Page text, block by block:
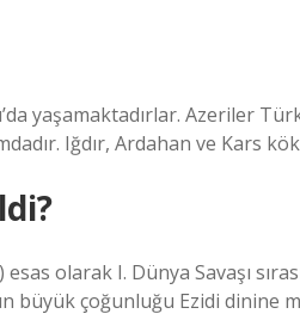
yaşamaktadırlar. Azeriler
Iğdır, Ardahan ve Kars
olarak I. Dünya Savaşı
çoğunluğu Ezidi dinine